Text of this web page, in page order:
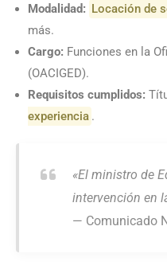
Modalidad: Locación de
más.
Cargo: Funciones en la
(OACIGED).
Requisitos cumplidos:
experiencia .
«El ministro de
intervención en
— Comunicado